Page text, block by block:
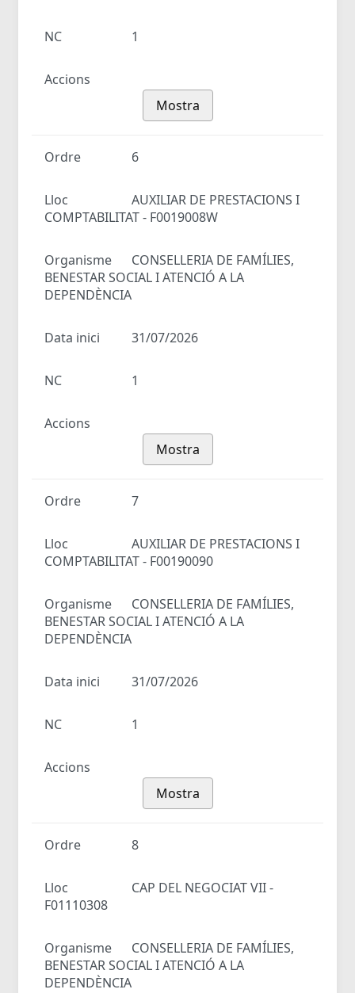
NC 1
Accions
Mostra
Ordre 6
Lloc
AUXILIAR DE PRESTACIONS I
COMPTABILITAT - F0019008W
Organisme
CONSELLERIA DE FAMÍLIES,
BENESTAR SOCIAL I ATENCIÓ A LA
DEPENDÈNCIA
Data inici 31/07/2026
NC 1
Accions
Mostra
Ordre 7
Lloc
AUXILIAR DE PRESTACIONS I
COMPTABILITAT - F00190090
Organisme
CONSELLERIA DE FAMÍLIES,
BENESTAR SOCIAL I ATENCIÓ A LA
DEPENDÈNCIA
Data inici 31/07/2026
NC 1
Accions
Mostra
Ordre 8
Lloc
CAP DEL NEGOCIAT VII -
F01110308
Organisme
CONSELLERIA DE FAMÍLIES,
BENESTAR SOCIAL I ATENCIÓ A LA
DEPENDÈNCIA